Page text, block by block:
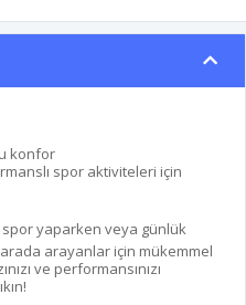
konfor
spor aktiviteleri için
spor yaparken veya günlük
arada arayanlar için mükemmel
ve performansınızı